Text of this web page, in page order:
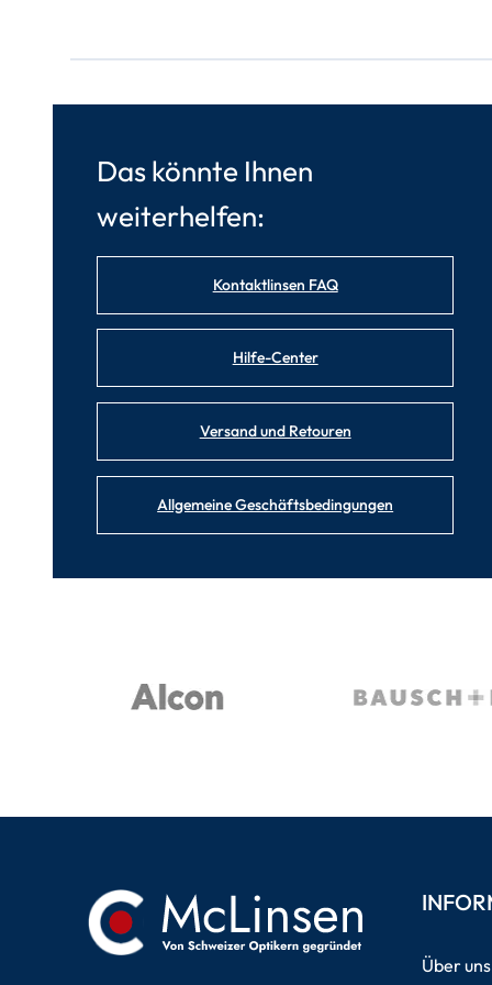
Das könnte Ihnen
weiterhelfen:
Kontaktlinsen FAQ
Hilfe-Center
Versand und Retouren
Allgemeine Geschäftsbedingungen
Über uns